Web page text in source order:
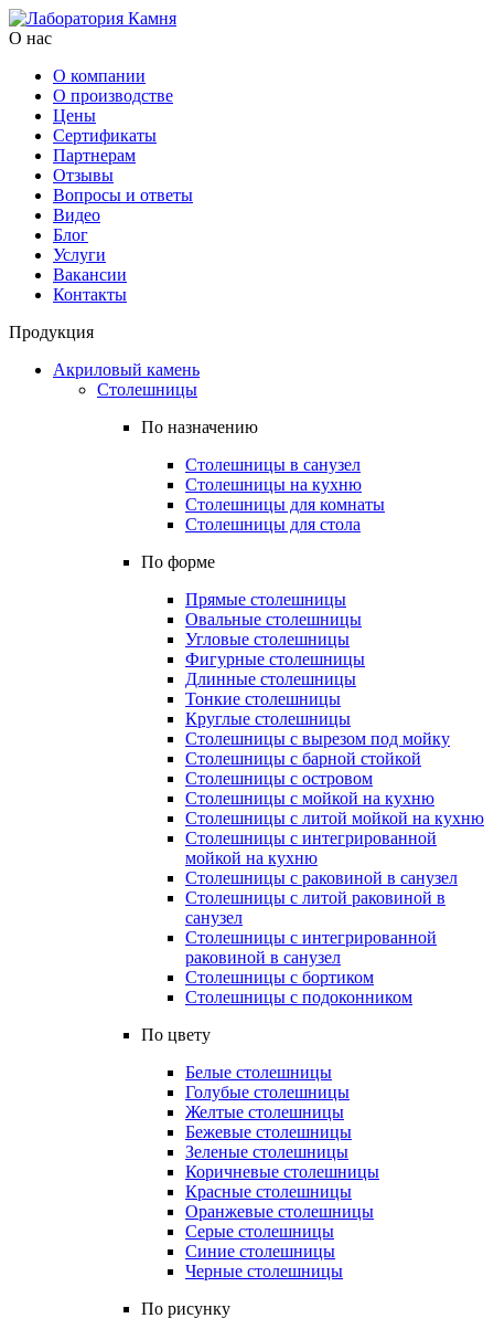
О нас
О компании
О производстве
Цены
Cертификаты
Партнерам
Отзывы
Вопросы и ответы
Видео
Блог
Услуги
Вакансии
Контакты
Продукция
Акриловый камень
Столешницы
По назначению
Столешницы в санузел
Столешницы на кухню
Столешницы для комнаты
Столешницы для стола
По форме
Прямые столешницы
Овальные столешницы
Угловые столешницы
Фигурные столешницы
Длинные столешницы
Тонкие столешницы
Круглые столешницы
Столешницы с вырезом под мойку
Столешницы с барной стойкой
Столешницы с островом
Столешницы с мойкой на кухню
Столешницы с литой мойкой на кухню
Столешницы с интегрированной
мойкой на кухню
Столешницы с раковиной в санузел
Столешницы с литой раковиной в
санузел
Столешницы с интегрированной
раковиной в санузел
Столешницы с бортиком
Столешницы с подоконником
По цвету
Белые столешницы
Голубые столешницы
Желтые столешницы
Бежевые столешницы
Зеленые столешницы
Коричневые столешницы
Красные столешницы
Оранжевые столешницы
Серые столешницы
Синие столешницы
Черные столешницы
По рисунку